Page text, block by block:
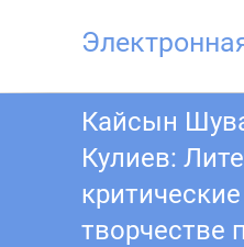
Кайсын
Кулиев:
творчестве